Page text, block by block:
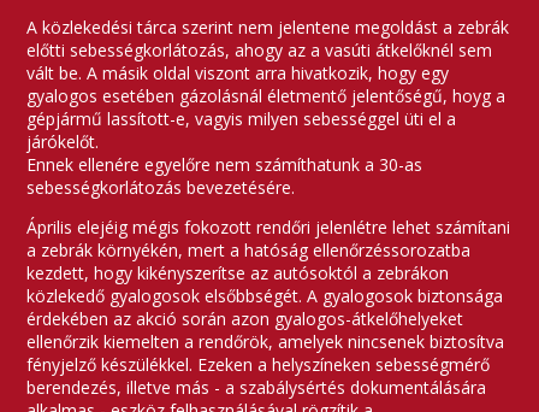
A közlekedési tárca szerint nem jelentene megoldást a zebrák
előtti sebességkorlátozás, ahogy az a vasúti átkelőknél sem
vált be. A másik oldal viszont arra hivatkozik, hogy egy
gyalogos esetében gázolásnál életmentő jelentőségű, hoyg a
gépjármű lassított-e, vagyis milyen sebességgel üti el a
járókelőt.
Ennek ellenére egyelőre nem számíthatunk a 30-as
sebességkorlátozás bevezetésére.
Április elejéig mégis fokozott rendőri jelenlétre lehet számítani
a zebrák környékén, mert a hatóság ellenőrzéssorozatba
kezdett, hogy kikényszerítse az autósoktól a zebrákon
közlekedő gyalogosok elsőbbségét. A gyalogosok biztonsága
érdekében az akció során azon gyalogos-átkelőhelyeket
ellenőrzik kiemelten a rendőrök, amelyek nincsenek biztosítva
fényjelző készülékkel. Ezeken a helyszíneken sebességmérő
berendezés, illetve más - a szabálysértés dokumentálására